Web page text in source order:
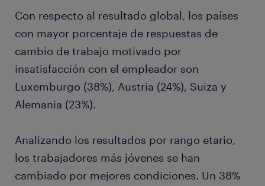
Con respecto al resultado global, los países
con mayor porcentaje de respuestas de
cambio de trabajo motivado por
insatisfacción con el empleador son
Luxemburgo (38%), Austria (24%), Suiza y
Alemania (23%).
Analizando los resultados por rango etario,
los trabajadores más jóvenes se han
cambiado por mejores condiciones. Un 38%